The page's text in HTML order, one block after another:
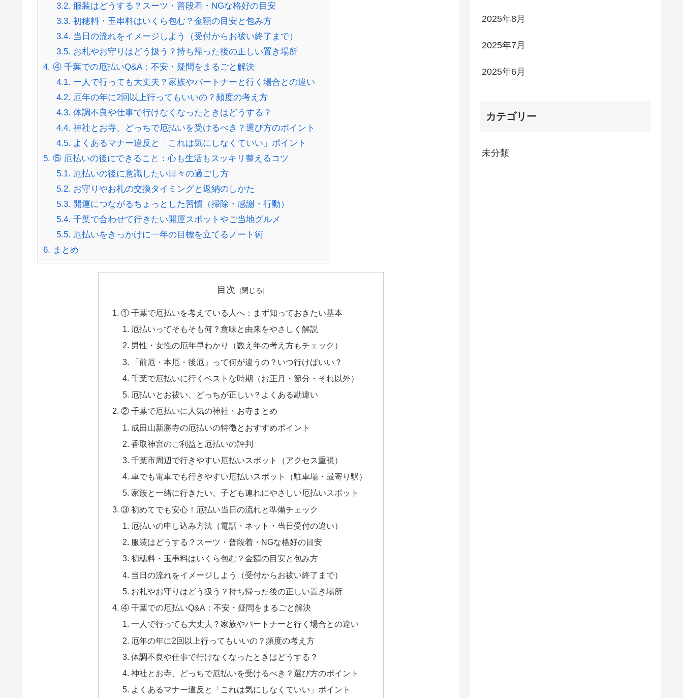
3.2. 服装はどうする？スーツ・普段着・NGな格好の目安
3.3. 初穂料・玉串料はいくら包む？金額の目安と包み方
3.4. 当日の流れをイメージしよう（受付からお祓い終了まで）
3.5. お札やお守りはどう扱う？持ち帰った後の正しい置き場所
4. ④ 千葉での厄払いQ&A：不安・疑問をまるごと解決
4.1. 一人で行っても大丈夫？家族やパートナーと行く場合との違い
4.2. 厄年の年に2回以上行ってもいいの？頻度の考え方
4.3. 体調不良や仕事で行けなくなったときはどうする？
4.4. 神社とお寺、どっちで厄払いを受けるべき？選び方のポイント
4.5. よくあるマナー違反と「これは気にしなくていい」ポイント
5. ⑤ 厄払いの後にできること：心も生活もスッキリ整えるコツ
5.1. 厄払いの後に意識したい日々の過ごし方
5.2. お守りやお札の交換タイミングと返納のしかた
5.3. 開運につながるちょっとした習慣（掃除・感謝・行動）
5.4. 千葉で合わせて行きたい開運スポットやご当地グルメ
5.5. 厄払いをきっかけに一年の目標を立てるノート術
6. まとめ
目次
① 千葉で厄払いを考えている人へ：まず知っておきたい基本
厄払いってそもそも何？意味と由来をやさしく解説
男性・女性の厄年早わかり（数え年の考え方もチェック）
「前厄・本厄・後厄」って何が違うの？いつ行けばいい？
千葉で厄払いに行くベストな時期（お正月・節分・それ以外）
厄払いとお祓い、どっちが正しい？よくある勘違い
② 千葉で厄払いに人気の神社・お寺まとめ
成田山新勝寺の厄払いの特徴とおすすめポイント
香取神宮のご利益と厄払いの評判
千葉市周辺で行きやすい厄払いスポット（アクセス重視）
車でも電車でも行きやすい厄払いスポット（駐車場・最寄り駅）
家族と一緒に行きたい、子ども連れにやさしい厄払いスポット
③ 初めてでも安心！厄払い当日の流れと準備チェック
厄払いの申し込み方法（電話・ネット・当日受付の違い）
服装はどうする？スーツ・普段着・NGな格好の目安
初穂料・玉串料はいくら包む？金額の目安と包み方
当日の流れをイメージしよう（受付からお祓い終了まで）
お札やお守りはどう扱う？持ち帰った後の正しい置き場所
④ 千葉での厄払いQ&A：不安・疑問をまるごと解決
一人で行っても大丈夫？家族やパートナーと行く場合との違い
厄年の年に2回以上行ってもいいの？頻度の考え方
体調不良や仕事で行けなくなったときはどうする？
神社とお寺、どっちで厄払いを受けるべき？選び方のポイント
よくあるマナー違反と「これは気にしなくていい」ポイント
2025年8月
2025年7月
2025年6月
カテゴリー
未分類